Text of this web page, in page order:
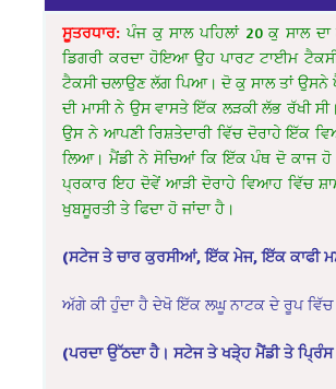
ਸੂਤਰਧਾਰ: ਪੰਜ ਕੁ ਸਾਲ ਪਹਿਲਾਂ 20 ਕੁ ਸਾਲ
ਡਿਗਰੀ ਕਰਦਾ ਹੋਇਆ ਉਹ ਪਾਰਟ ਟਾਈਮ
ਟੈਕਸੀ ਚਲਾਉਣ ਲੱਗ ਪਿਆ। ਦੋ ਕੁ ਸਾਲ ਤਾਂ ਉਸਨੇ
ਦੀ ਮਾਸੀ ਨੇ ਉਸ ਵਾਸਤੇ ਇੱਕ ਲੜਕੀ ਲੱਭ ਰੱਖੀ
ਉਸ ਨੇ ਆਪਣੀ ਰਿਸ਼ਤੇਦਾਰੀ ਵਿੱਚ ਦੋਰਾਹੇ ਇੱਕ
ਲਿਆ। ਮੈਂਡੀ ਨੇ ਸੋਚਿਆਂ ਕਿ ਇੱਕ ਪੰਥ ਦੋ ਕਾਜ ਹੋ
ਪ੍ਰਕਾਰ ਇਹ ਦੋਵੇਂ ਆੜੀ ਦੋਰਾਹੇ ਵਿਆਹ ਵਿੱਚ
ਖੁਬਸੂਰਤੀ ਤੇ ਫਿਦਾ ਹੋ ਜਾਂਦਾ ਹੈ।
(ਸਟੇਜ ਤੇ ਚਾਰ ਕੁਰਸੀਆਂ, ਇੱਕ ਮੇਜ, ਇੱਕ ਕਾਫੀ
ਅੱਗੇ ਕੀ ਹੁੰਦਾ ਹੈ ਦੇਖੋ ਇੱਕ ਲਘੂ ਨਾਟਕ ਦੇ ਰੂਪ
(ਪਰਦਾ ਉੱਠਦਾ ਹੈ। ਸਟੇਜ ਤੇ ਖੜੇ੍ਹ ਮੈਂਡੀ ਤੇ